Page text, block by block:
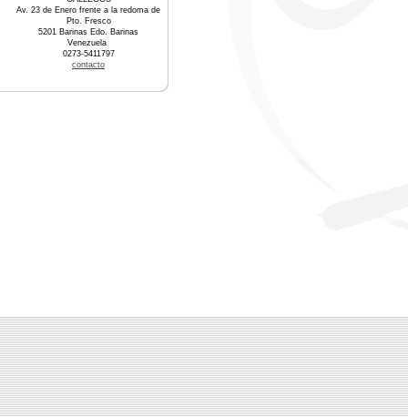
Av. 23 de Enero frente a la redoma de
Pto. Fresco
5201 Barinas Edo. Barinas
Venezuela
0273-5411797
contacto